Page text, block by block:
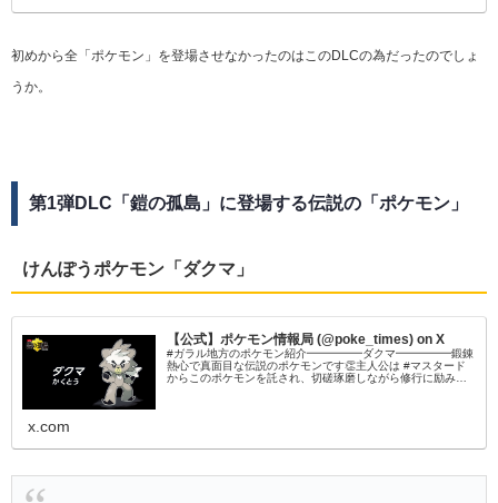
初めから全「ポケモン」を登場させなかったのはこのDLCの為だったのでしょ
うか。
第1弾DLC「鎧の孤島」に登場する伝説の「ポケモン」
けんぽうポケモン「ダクマ」
【公式】ポケモン情報局 (@poke_times) on X
#ガラル地方のポケモン紹介━━━━━ダクマ━━━━━鍛錬
熱心で真面目な伝説のポケモンです👏主人公は #マスタード
からこのポケモンを託され、切磋琢磨しながら修行に励みま
x.com